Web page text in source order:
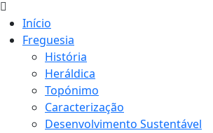
Início
Freguesia
História
Heráldica
Topónimo
Caracterização
Desenvolvimento Sustentável